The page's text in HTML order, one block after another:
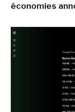
économies